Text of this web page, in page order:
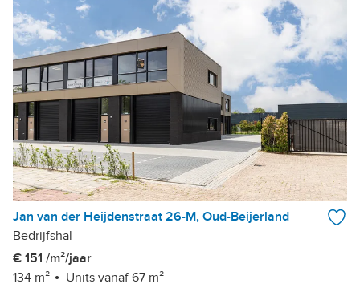
Jan van der Heijdenstraat 26-M, Oud-Beijerland
Bedrijfshal
€ 151 /m²/jaar
134 m²
Units vanaf 67 m²